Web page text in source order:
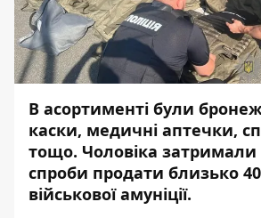
В асортименті були
каски, медичні аптечки,
тощо. Чоловіка затримали
спроби продати близько
військової амуніції.